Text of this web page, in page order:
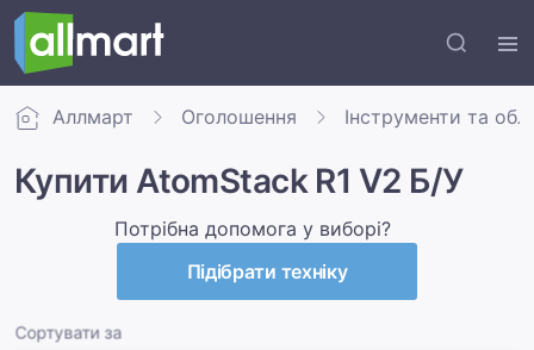
Аллмарт Оголошення Інструменти та
Купити AtomStack R1 V2 Б/У
Потрібна допомога у виборі?
Підібрати техніку
Сортувати за